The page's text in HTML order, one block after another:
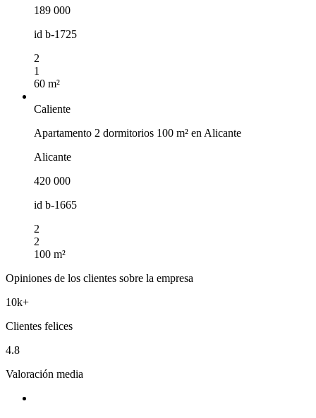
189 000
id b-1725
2
1
60 m²
Caliente
Apartamento 2 dormitorios 100 m² en Alicante
Alicante
420 000
id b-1665
2
2
100 m²
Opiniones de los clientes sobre la empresa
10k+
Clientes felices
4.8
Valoración media